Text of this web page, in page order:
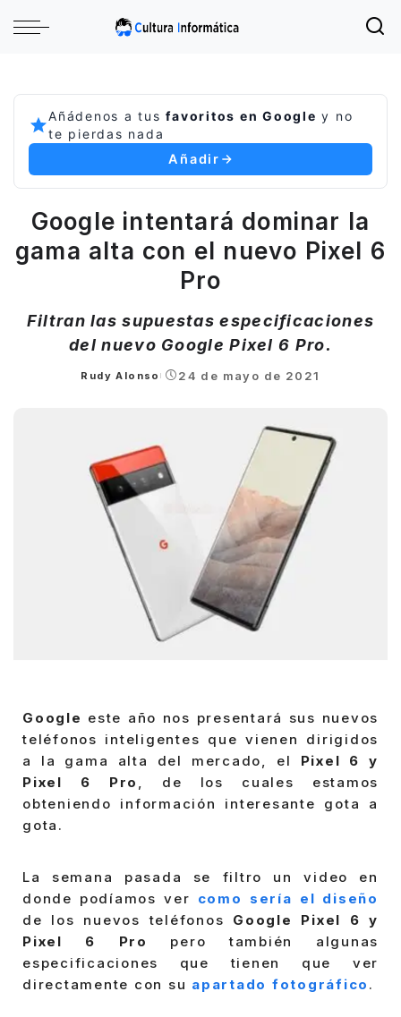
Añádenos a tusfavoritos en Google y no
te pierdas nada
Añadir
Google intentará dominar la
gama alta con el nuevo Pixel 6
Pro
Filtran las supuestas especificaciones
del nuevo Google Pixel 6 Pro.
Posted
Rudy Alonso 24 de mayo de 2021
Google este año nos presentará sus nuevos
teléfonos inteligentes que vienen dirigidos
a la gama alta del mercado, el Pixel 6 y
Pixel 6 Pro , de los cuales estamos
obteniendo información interesante gota a
gota.
La semana pasada se filtro un video en
donde podíamos ver como sería el diseño
de los nuevos teléfonos Google Pixel 6 y
Pixel 6 Pro
pero también algunas
especificaciones que tienen que ver
directamente con su apartado fotográfico .